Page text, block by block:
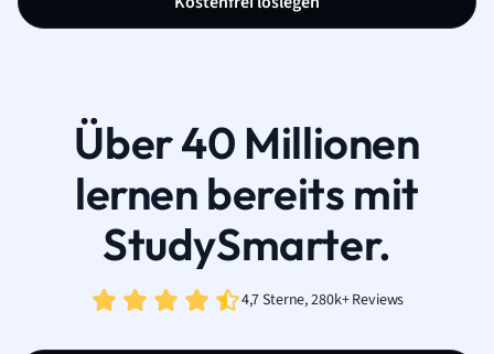
Über 40 Millionen
lernen bereits mit
StudySmarter.
4,7 Sterne, 280k+ Reviews